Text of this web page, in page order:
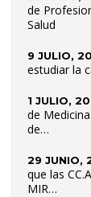
de
Salud
9 JULIO,
estudiar la
1 JULIO,
de
de…
29 JUNIO,
que las
MIR…